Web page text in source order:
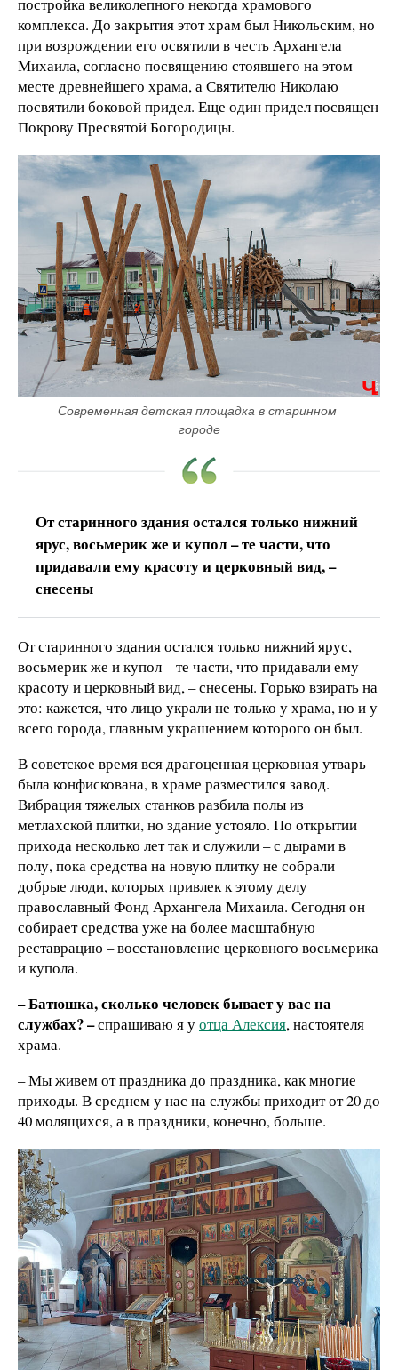
постройка великолепного некогда храмового
комплекса. До закрытия этот храм был Никольским, но
при возрождении его освятили в честь Архангела
Михаила, согласно посвящению стоявшего на этом
месте древнейшего храма, а Святителю Николаю
посвятили боковой придел. Еще один придел посвящен
Покрову Пресвятой Богородицы.
Современная детская площадка в старинном
городе
От старинного здания остался только нижний
ярус, восьмерик же и купол – те части, что
придавали ему красоту и церковный вид, –
снесены
От старинного здания остался только нижний ярус,
восьмерик же и купол – те части, что придавали ему
красоту и церковный вид, – снесены. Горько взирать на
это: кажется, что лицо украли не только у храма, но и у
всего города, главным украшением которого он был.
В советское время вся драгоценная церковная утварь
была конфискована, в храме разместился завод.
Вибрация тяжелых станков разбила полы из
метлахской плитки, но здание устояло. По открытии
прихода несколько лет так и служили – с дырами в
полу, пока средства на новую плитку не собрали
добрые люди, которых привлек к этому делу
православный Фонд Архангела Михаила. Сегодня он
собирает средства уже на более масштабную
реставрацию – восстановление церковного восьмерика
и купола.
– Батюшка, сколько человек бывает у вас на
службах? –спрашиваю я уотца Алексия, настоятеля
храма.
– Мы живем от праздника до праздника, как многие
приходы. В среднем у нас на службы приходит от 20 до
40 молящихся, а в праздники, конечно, больше.